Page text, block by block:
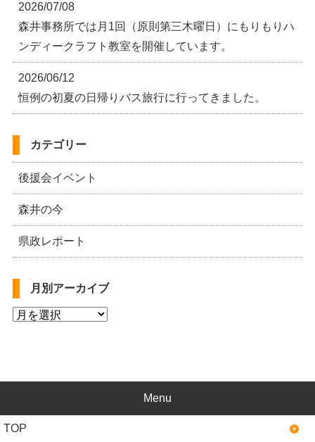
2026/07/08
森井事務所では月1回（原則第三木曜日）にもりもりハ
ンディークラフト教室を開催しています。
2026/06/12
恒例の初夏の日帰りバス旅行に行ってきました。
カテゴリー
後援会イベント
森井の今
県政レポート
月別アーカイブ
Menu
TOP